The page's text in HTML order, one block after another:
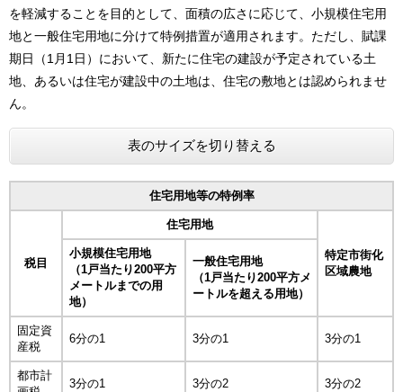
を軽減することを目的として、面積の広さに応じて、小規模住宅用
地と一般住宅用地に分けて特例措置が適用されます。ただし、賦課
期日（1月1日）において、新たに住宅の建設が予定されている土
地、あるいは住宅が建設中の土地は、住宅の敷地とは認められませ
ん。​
表のサイズを切り替える
住宅用地等の特例率
税目
住宅用地
特定市街化
区域農地
小規模住宅用地
（1戸当たり200平方
メートルまでの用
地）
一般住宅用地
（1戸当たり200平方メ
ートルを超える用地）
固定資
産税
6分の1 3分の1 3分の1
都市計
3分の1 3分の2 3分の2